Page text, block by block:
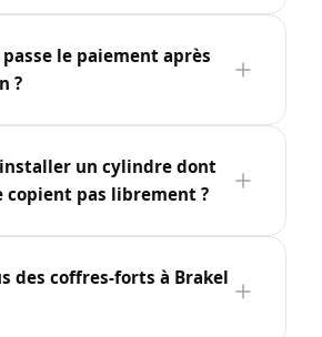
le paiement après
?
un cylindre dont
copient pas librement ?
des coffres-forts à Brakel